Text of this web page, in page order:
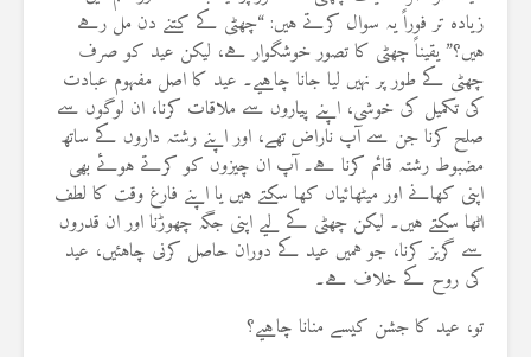
زیادہ تر فوراً یہ سوال کرتے ہیں: “چھٹی کے کتنے دن مل رہے
ہیں؟” یقیناً چھٹی کا تصور خوشگوار ہے، لیکن عید کو صرف
چھٹی کے طور پر نہیں لیا جانا چاہیے۔ عید کا اصل مفہوم عبادت
کی تکمیل کی خوشی، اپنے پیاروں سے ملاقات کرنا، ان لوگوں سے
صلح کرنا جن سے آپ ناراض تھے، اور اپنے رشتہ داروں کے ساتھ
مضبوط رشتہ قائم کرنا ہے۔ آپ ان چیزوں کو کرتے ہوئے بھی
اپنی کھانے اور میٹھائیاں کھا سکتے ہیں یا اپنے فارغ وقت کا لطف
اٹھا سکتے ہیں۔ لیکن چھٹی کے لیے اپنی جگہ چھوڑنا اور ان قدروں
سے گریز کرنا، جو ہمیں عید کے دوران حاصل کرنی چاہئیں، عید
کی روح کے خلاف ہے۔
تو، عید کا جشن کیسے منانا چاہیے؟